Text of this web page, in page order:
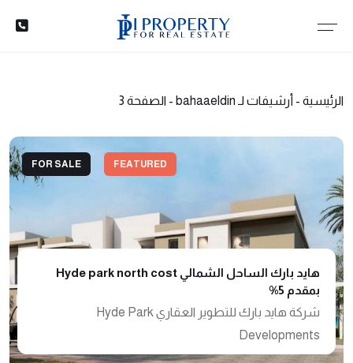
الرئيسية - أرشيفات لـ bahaaeldin - الصفحة 3
FEATURED
FOR SALE
هايد بارك الساحل الشمالي Hyde park north cost
بمقدم 5%
شركة هايد بارك للتطوير العقاري Hyde Park
Developments